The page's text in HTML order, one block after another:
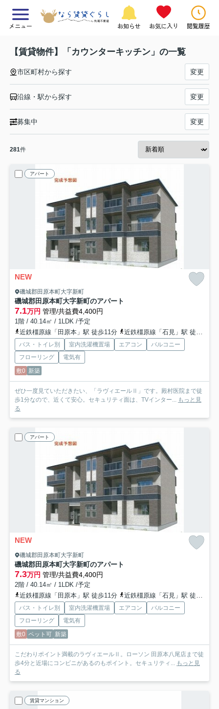
メニュー お知らせ お気に入り 閲覧履歴
【賃貸物件】「カウンターキッチン」の一覧
市区町村から探す 変更
沿線・駅から探す 変更
募集中 変更
281件
アパート
NEW
磯城郡田原本町大字新町
磯城郡田原本町大字新町のアパート
7.1万円 管理/共益費4,400円
1階 / 40.14㎡ / 1LDK /予定
近鉄橿原線「田原本」駅 徒歩11分
近鉄橿原線「石見」駅 徒歩25分
バス・トイレ別 室内洗濯機置場 エアコン
バルコニー
フローリング
電気有
敷0 新築
ぜひ一度見ていただきたい、「ラヴィエールⅡ」です。殿村医院まで徒
歩1分なので、近くて安心。セキュリティ面は、TVインター... もっと見
る
アパート
NEW
磯城郡田原本町大字新町
磯城郡田原本町大字新町のアパート
7.3万円 管理/共益費4,400円
2階 / 40.14㎡ / 1LDK /予定
近鉄橿原線「田原本」駅 徒歩11分
近鉄橿原線「石見」駅 徒歩25分
バス・トイレ別 室内洗濯機置場 エアコン
バルコニー
フローリング
電気有
敷0 ペット可 新築
こだわりポイント満載のラヴィエールⅡ。ローソン 田原本八尾店まで徒
歩4分と近場にコンビニがあるのもポイント。セキュリティ... もっと見
る
賃貸マンション